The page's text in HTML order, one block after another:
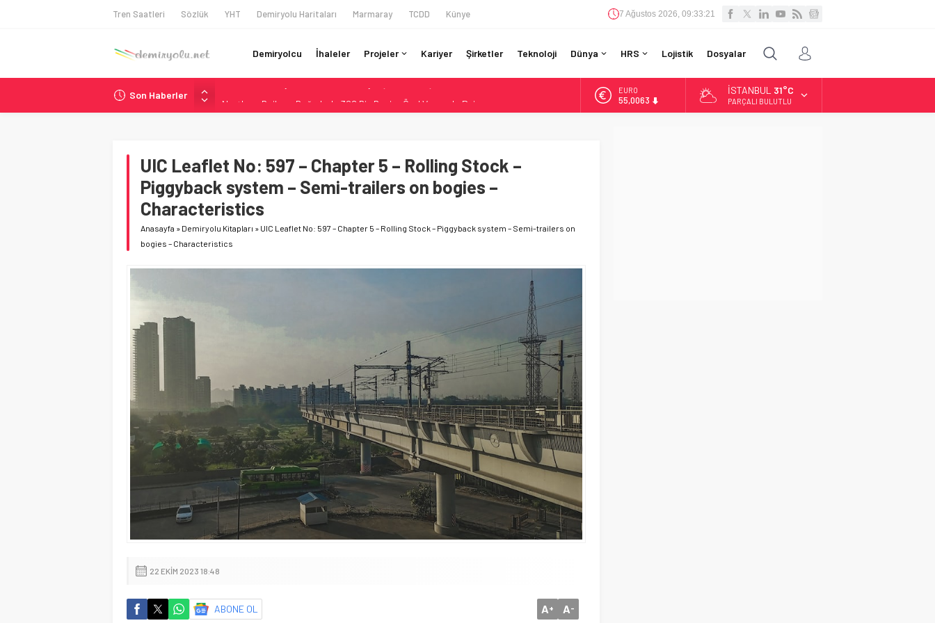
Tren Saatleri Sözlük YHT Demiryolu Haritaları Marmaray TCDD Künye 7 Ağustos 2026, 09:33:22
Demiryolcu İhaleler Projeler Kariyer Şirketler Teknoloji Dünya HRS Lojistik Dosyalar
Son Haberler
Chicago’da Metra Polisi BVLOS Drone’larla Müdahale Süresini Kısalttı
Rocky Mountain, Güneş Enerjili Tesisten İlk Rayı Sevk Etti
Brescia 426 Milyon Euro’luk Tramvay İnşaatına Başladı
EURO
55,0063
İSTANBUL 31°C
PARÇALI BULUTLU
UIC Leaflet No: 597 – Chapter 5 – Rolling Stock –
Piggyback system – Semi-trailers on bogies –
Characteristics
Anasayfa » Demiryolu Kitapları » UIC Leaflet No: 597 – Chapter 5 – Rolling Stock – Piggyback system – Semi-trailers on
bogies – Characteristics
22 EKIM 2023 18:48
ABONE OL A+ A-